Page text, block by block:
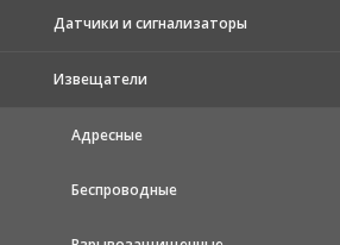
Датчики и сигнализаторы
Извещатели
Адресные
Беспроводные